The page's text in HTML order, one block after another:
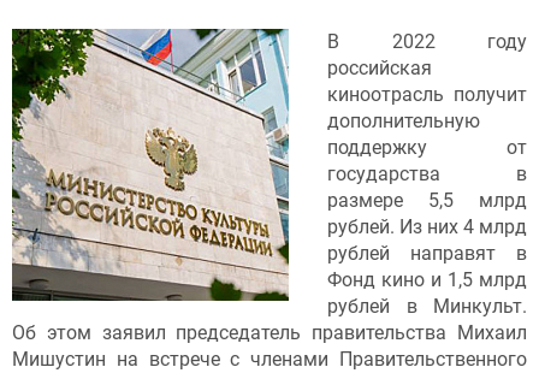
В 2022 году
российская
киноотрасль получит
дополнительную
поддержку от
государства в
размере 5,5 млрд
рублей. Из них 4 млрд
рублей направят в
Фонд кино и 1,5 млрд
рублей в Минкульт.
Об этом заявил председатель правительства Михаил
Мишустин на встрече с членами Правительственного